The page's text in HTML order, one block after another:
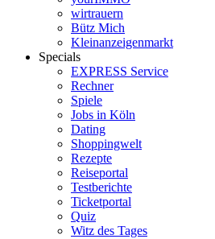
wirtrauern
Bütz Mich
Kleinanzeigenmarkt
Specials
EXPRESS Service
Rechner
Spiele
Jobs in Köln
Dating
Shoppingwelt
Rezepte
Reiseportal
Testberichte
Ticketportal
Quiz
Witz des Tages